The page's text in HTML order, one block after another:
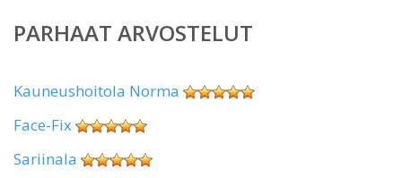
PARHAAT ARVOSTELUT
Kauneushoitola Norma
Face-Fix
Sariinala